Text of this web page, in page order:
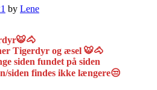
by Lene
Tigerdyr og æsel 🐯🐴
siden fundet på siden
siden findes ikke længere😒